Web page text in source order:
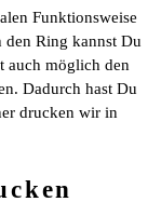
Funktionsweise
Ring kannst Du
auch möglich den
Dadurch hast Du
drucken wir in